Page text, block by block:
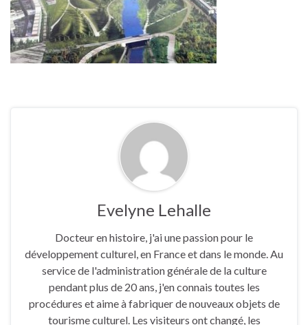
Evelyne Lehalle
Docteur en histoire, j'ai une passion pour le
développement culturel, en France et dans le monde. Au
service de l'administration générale de la culture
pendant plus de 20 ans, j'en connais toutes les
procédures et aime à fabriquer de nouveaux objets de
tourisme culturel. Les visiteurs ont changé, les